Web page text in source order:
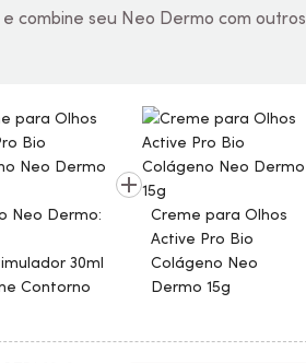
combine seu Neo Dermo com outros
Neo Dermo:
30ml
Contorno
Creme para Olhos
Active Pro Bio
Colágeno Neo
Dermo 15g